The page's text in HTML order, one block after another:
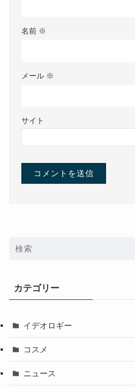
名前 ※
メール ※
サイト
カテゴリー
イデオロギー
コスメ
ニュース